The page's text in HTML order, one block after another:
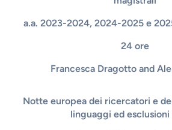
a.a. 2023-2024, 2024-2025 e
24 ore
Francesca Dragottoand
Notte europea dei ricercatori e
linguaggi ed esclusioni